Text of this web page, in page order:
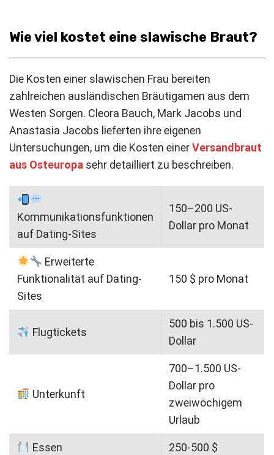
Wie viel kostet eine slawische Braut?
Die Kosten einer slawischen Frau bereiten
zahlreichen ausländischen Bräutigamen aus dem
Westen Sorgen. Cleora Bauch, Mark Jacobs und
Anastasia Jacobs lieferten ihre eigenen
Untersuchungen, um die Kosten einerVersandbraut
aus Osteuropa sehr detailliert zu beschreiben.
Kommunikationsfunktionen
auf Dating-Sites
150–200 US-
Dollar pro Monat
Erweiterte
Funktionalität auf Dating-
Sites
150 $ pro Monat
Flugtickets
500 bis 1.500 US-
Dollar
Unterkunft
700–1.500 US-
Dollar pro
zweiwöchigem
Urlaub
Essen 250-500 $